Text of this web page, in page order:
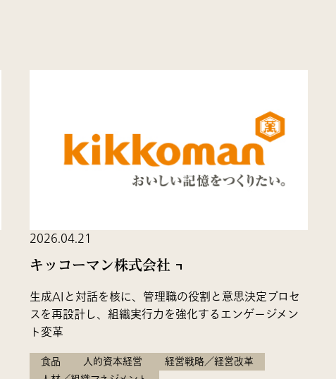
2026.04.21
キッコーマン株式会社
生成AIと対話を核に、管理職の役割と意思決定プロセ
スを再設計し、組織実行力を強化するエンゲージメン
ト変革
食品 人的資本経営
経営戦略／経営改革